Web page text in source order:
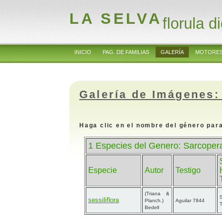
LA SELVAflorula
INICIO PAG. DE FAMILIAS GALERÍA
Galería de
Haga clic en el nombre del género
1 Especies del Genero:
Especie Autor Testigo
sessiliflora
(Triana &
Planch.)
Bedell
Aguilar 7844